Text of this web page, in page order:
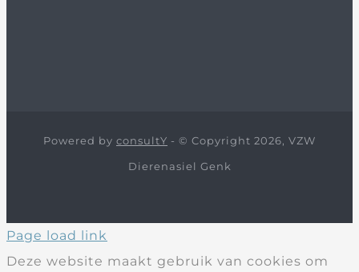
Powered by consultY - © Copyright 2026, VZW
Dierenasiel Genk
Page load link
Deze website maakt gebruik van cookies om